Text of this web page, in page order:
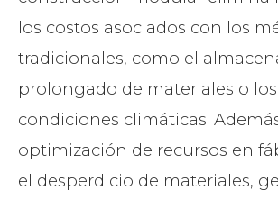
los costos asociados con los
tradicionales, como el
prolongado de materiales o
condiciones climáticas.
optimización de recursos en
el desperdicio de materiales,